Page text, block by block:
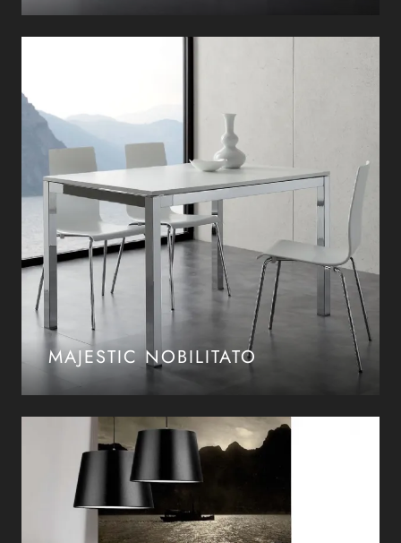
MAJESTIC NOBILITATO